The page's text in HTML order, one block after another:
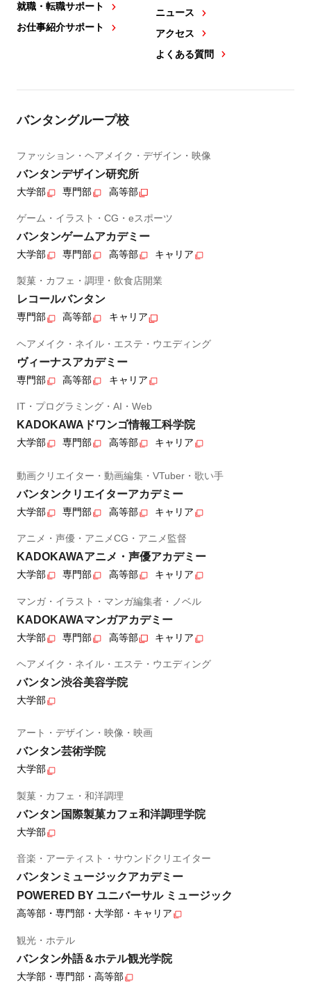
就職・転職サポート
お仕事紹介サポート
ニュース
アクセス
よくある質問
バンタングループ校
ファッション・ヘアメイク・デザイン・映像
バンタンデザイン研究所
大学部 専門部 高等部
ゲーム・イラスト・CG・eスポーツ
バンタンゲームアカデミー
大学部 専門部 高等部 キャリア
製菓・カフェ・調理・飲食店開業
レコールバンタン
専門部 高等部 キャリア
ヘアメイク・ネイル・エステ・ウエディング
ヴィーナスアカデミー
専門部 高等部 キャリア
IT・プログラミング・AI・Web
KADOKAWAドワンゴ情報工科学院
大学部 専門部 高等部 キャリア
動画クリエイター・動画編集・VTuber・歌い手
バンタンクリエイターアカデミー
大学部 専門部 高等部 キャリア
アニメ・声優・アニメCG・アニメ監督
KADOKAWAアニメ・声優アカデミー
大学部 専門部 高等部 キャリア
マンガ・イラスト・マンガ編集者・ノベル
KADOKAWAマンガアカデミー
大学部 専門部 高等部 キャリア
ヘアメイク・ネイル・エステ・ウエディング
バンタン渋谷美容学院
大学部
アート・デザイン・映像・映画
バンタン芸術学院
大学部
製菓・カフェ・和洋調理
バンタン国際製菓カフェ和洋調理学院
大学部
音楽・アーティスト・サウンドクリエイター
バンタンミュージックアカデミー
POWERED BY ユニバーサル ミュージック
高等部・専門部・大学部・キャリア
観光・ホテル
バンタン外語＆ホテル観光学院
大学部・専門部・高等部